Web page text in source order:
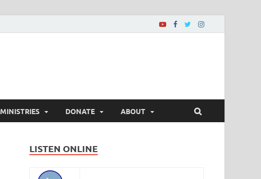
MINISTRIES DONATE ABOUT
LISTEN ONLINE